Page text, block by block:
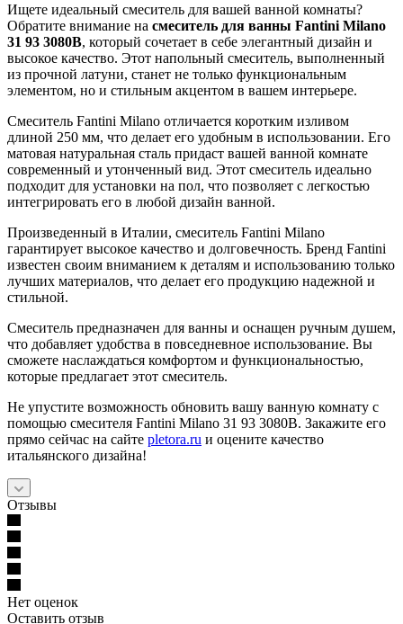
Ищете идеальный смеситель для вашей ванной комнаты?
Обратите внимание на смеситель для ванны Fantini Milano
31 93 3080B, который сочетает в себе элегантный дизайн и
высокое качество. Этот напольный смеситель, выполненный
из прочной латуни, станет не только функциональным
элементом, но и стильным акцентом в вашем интерьере.
Смеситель Fantini Milano отличается коротким изливом
длиной 250 мм, что делает его удобным в использовании. Его
матовая натуральная сталь придаст вашей ванной комнате
современный и утонченный вид. Этот смеситель идеально
подходит для установки на пол, что позволяет с легкостью
интегрировать его в любой дизайн ванной.
Произведенный в Италии, смеситель Fantini Milano
гарантирует высокое качество и долговечность. Бренд Fantini
известен своим вниманием к деталям и использованию только
лучших материалов, что делает его продукцию надежной и
стильной.
Смеситель предназначен для ванны и оснащен ручным душем,
что добавляет удобства в повседневное использование. Вы
сможете наслаждаться комфортом и функциональностью,
которые предлагает этот смеситель.
Не упустите возможность обновить вашу ванную комнату с
помощью смесителя Fantini Milano 31 93 3080B. Закажите его
прямо сейчас на сайте pletora.ru и оцените качество
итальянского дизайна!
Отзывы
Нет оценок
Оставить отзыв